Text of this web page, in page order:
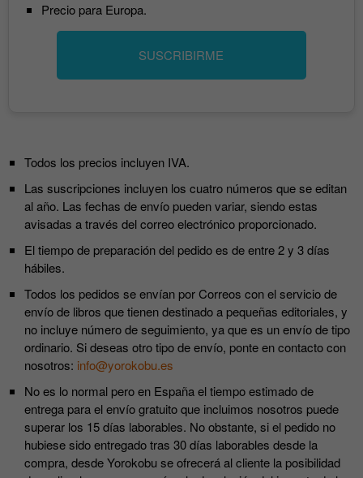
Precio para Europa.
SUSCRIBIRME
Todos los precios incluyen IVA.
Las suscripciones incluyen los cuatro números que se editan
al año. Las fechas de envío pueden variar, siendo estas
avisadas a través del correo electrónico proporcionado.
El tiempo de preparación del pedido es de entre 2 y 3 días
hábiles.
Todos los pedidos se envían por Correos con el servicio de
envío de libros que tienen destinado a pequeñas editoriales, y
no incluye número de seguimiento, ya que es un envío de tipo
ordinario. Si deseas otro tipo de envío, ponte en contacto con
nosotros: info@yorokobu.es
No es lo normal pero en España el tiempo estimado de
entrega para el envío gratuito que incluimos nosotros puede
superar los 15 días laborables. No obstante, si el pedido no
hubiese sido entregado tras 30 días laborables desde la
compra, desde Yorokobu se ofrecerá al cliente la posibilidad